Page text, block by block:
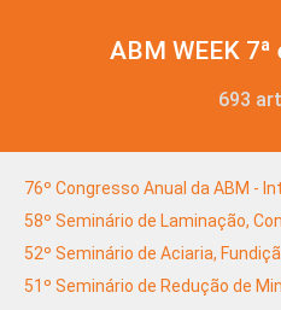
ABM WEEK
693
76º Congresso Anual da ABM -
51º Seminário de Redução de